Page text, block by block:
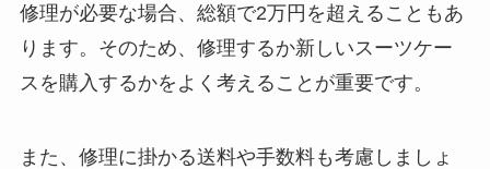
修理が必要な場合、総額で2万円を超えることもあ
ります。そのため、修理するか新しいスーツケー
スを購入するかをよく考えることが重要です。
また、修理に掛かる送料や手数料も考慮しましょ